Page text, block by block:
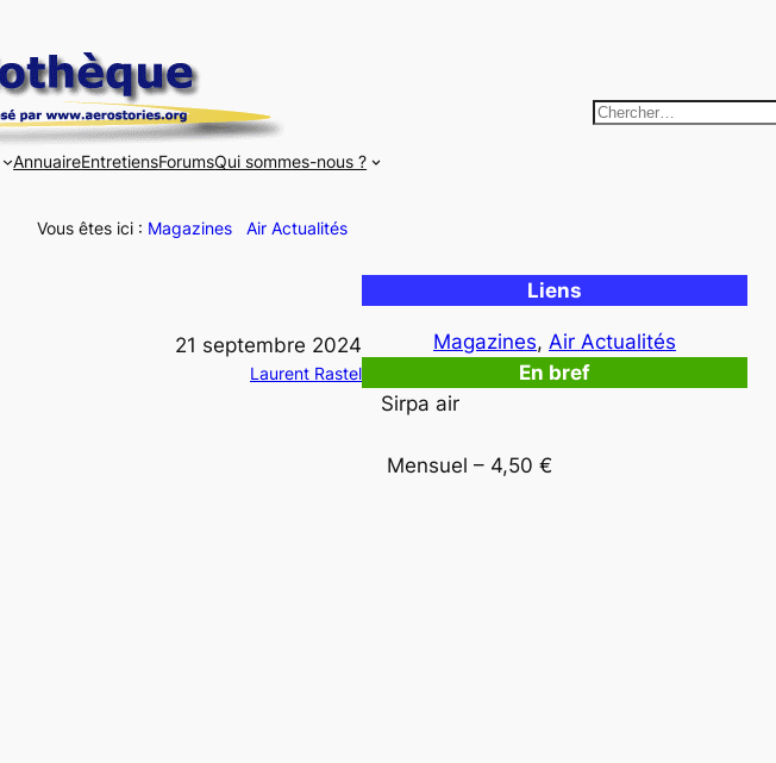
AnnuaireEntretiensForumsQui sommes-nous ?
R
r
c
h
e
r
Vous êtes ici : Magazines Air Actualités
21 septembre 2024
Laurent Rastel
Liens
Magazines, Air Actualités
En bref
Sirpa air
Mensuel – 4,50 €